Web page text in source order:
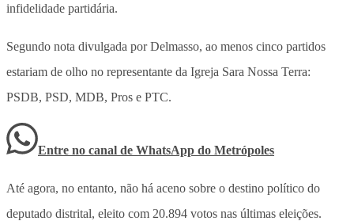
infidelidade partidária.
Segundo nota divulgada por Delmasso, ao menos cinco partidos
estariam de olho no representante da Igreja Sara Nossa Terra:
PSDB, PSD, MDB, Pros e PTC.
Entre no canal de WhatsApp do Metrópoles
Até agora, no entanto, não há aceno sobre o destino político do
deputado distrital, eleito com 20.894 votos nas últimas eleições.